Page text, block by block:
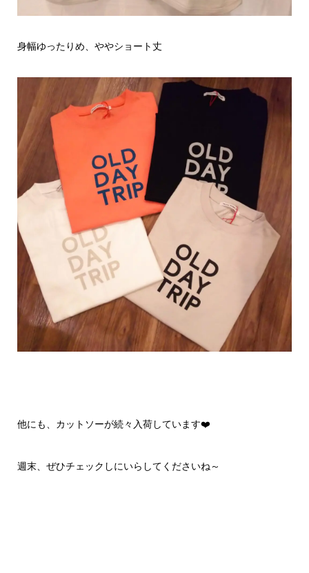
身幅ゆったりめ、ややショート丈
他にも、カットソーが続々入荷しています❤️
週末、ぜひチェックしにいらしてくださいね～